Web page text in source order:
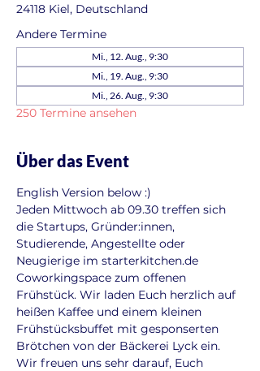
24118 Kiel, Deutschland
Andere Termine
Mi., 12. Aug., 9:30
Mi., 19. Aug., 9:30
Mi., 26. Aug., 9:30
250 Termine ansehen
Über das Event
English Version below :)
Jeden Mittwoch ab 09.30 treffen sich
die Startups, Gründer:innen,
Studierende, Angestellte oder
Neugierige im starterkitchen.de
Coworkingspace zum offenen
Frühstück. Wir laden Euch herzlich auf
heißen Kaffee und einem kleinen
Frühstücksbuffet mit gesponserten
Brötchen von der Bäckerei Lyck ein.
Wir freuen uns sehr darauf, Euch